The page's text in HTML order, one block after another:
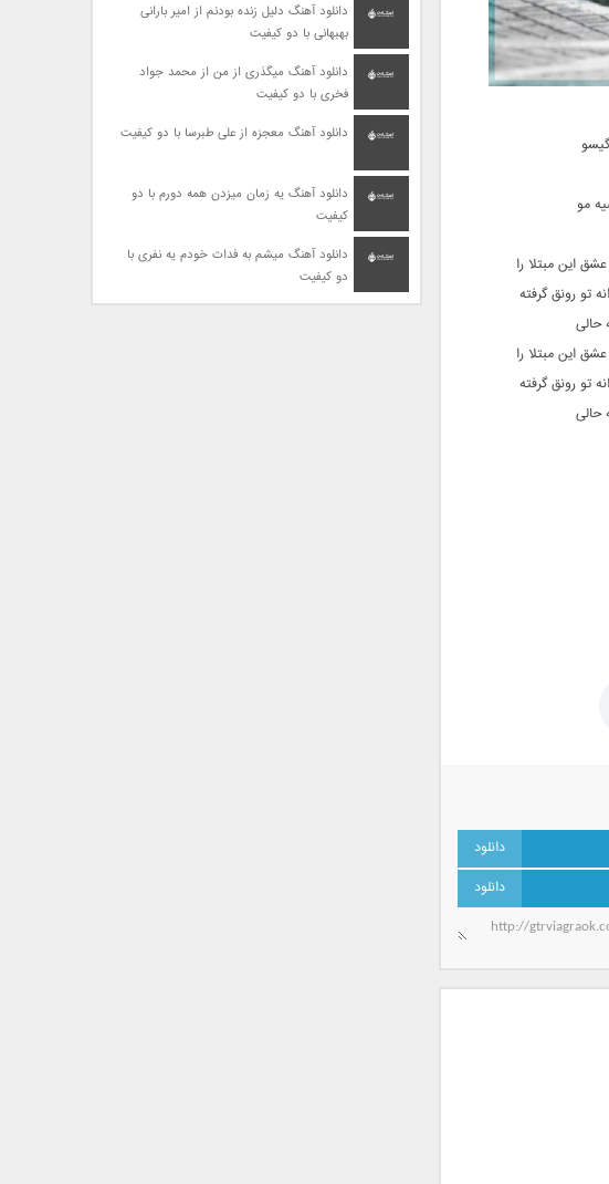
مو
این مبتلا را
تو رونق گرفته
حالی
این مبتلا را
تو رونق گرفته
حالی
دانلود آهنگ دلیل زنده بودنم از امیر بارانی
بهبهانی با دو کیفیت
دانلود آهنگ میگذری از من از محمد جواد
فخری با دو کیفیت
دانلود آهنگ معجزه از علی طبرسا با دو کیفیت
دانلود آهنگ یه زمان میزدن همه دورم با دو
کیفیت
دانلود آهنگ میشم به فدات خودم یه نفری با
دو کیفیت